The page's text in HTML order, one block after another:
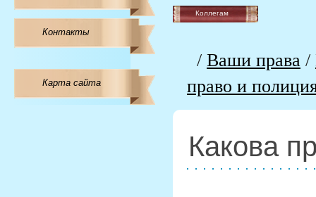
Контакты
Карта сайта
Коллегам
/ Ваши права /
право и
Какова